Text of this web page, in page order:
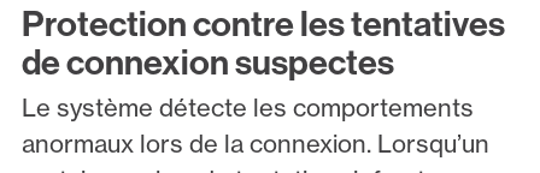
Protection contre les tentatives
de connexion suspectes
Le système détecte les comportements
anormaux lors de la connexion. Lorsqu’un